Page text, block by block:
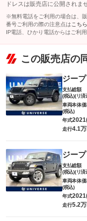
ドレスは販売店に公開されま
※無料電話をご利用の場合は、
番号ご利用の際の注意点は こちら
IP電話、ひかり電話からはご利
この販売店の
ジー
支払総額
(税込)(リ済
車両本体価
(税込)
年式
走行4.1
ジー
支払総額
(税込)(リ済
車両本体価
(税込)
年式
走行5.2